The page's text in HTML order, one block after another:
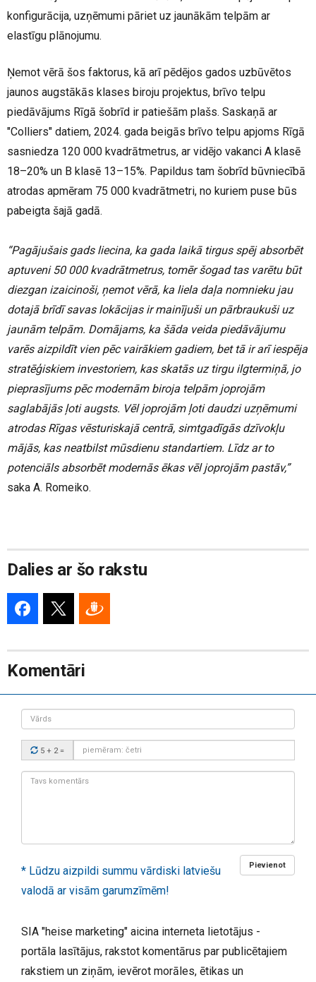
konfigurācija, uzņēmumi pāriet uz jaunākām telpām ar
elastīgu plānojumu.
Ņemot vērā šos faktorus, kā arī pēdējos gados uzbūvētos
jaunos augstākās klases biroju projektus, brīvo telpu
piedāvājums Rīgā šobrīd ir patiešām plašs. Saskaņā ar
"Colliers" datiem, 2024. gada beigās brīvo telpu apjoms Rīgā
sasniedza 120 000 kvadrātmetrus, ar vidējo vakanci A klasē
18–20% un B klasē 13–15%. Papildus tam šobrīd būvniecībā
atrodas apmēram 75 000 kvadrātmetri, no kuriem puse būs
pabeigta šajā gadā.
“Pagājušais gads liecina, ka gada laikā tirgus spēj absorbēt
aptuveni 50 000 kvadrātmetrus, tomēr šogad tas varētu būt
diezgan izaicinoši, ņemot vērā, ka liela daļa nomnieku jau
dotajā brīdī savas lokācijas ir mainījuši un pārbraukuši uz
jaunām telpām. Domājams, ka šāda veida piedāvājumu
varēs aizpildīt vien pēc vairākiem gadiem, bet tā ir arī iespēja
stratēģiskiem investoriem, kas skatās uz tirgu ilgtermiņā, jo
pieprasījums pēc modernām biroja telpām joprojām
saglabājās ļoti augsts. Vēl joprojām ļoti daudzi uzņēmumi
atrodas Rīgas vēsturiskajā centrā, simtgadīgās dzīvokļu
mājās, kas neatbilst mūsdienu standartiem. Līdz ar to
potenciāls absorbēt modernās ēkas vēl joprojām pastāv,”
saka A. Romeiko.
Dalies ar šo rakstu
Komentāri
Vārds
Drošības
kods:
5 + 2=
Tavs
Pievienot
* Lūdzu aizpildi summu vārdiski latviešu
valodā ar visām garumzīmēm!
SIA "heise marketing" aicina interneta lietotājus -
portāla lasītājus, rakstot komentārus par publicētajiem
rakstiem un ziņām, ievērot morāles, ētikas un